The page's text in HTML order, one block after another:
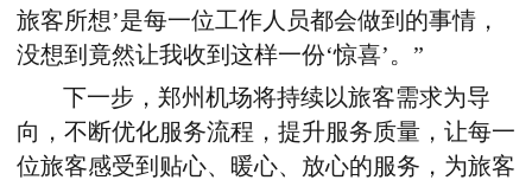
旅客所想’是每一位工作人员都会做到的事情，
没想到竟然让我收到这样一份‘惊喜’。”
下一步，郑州机场将持续以旅客需求为导
向，不断优化服务流程，提升服务质量，让每一
位旅客感受到贴心、暖心、放心的服务，为旅客